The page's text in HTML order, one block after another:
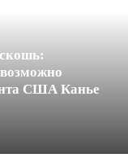
США Канье